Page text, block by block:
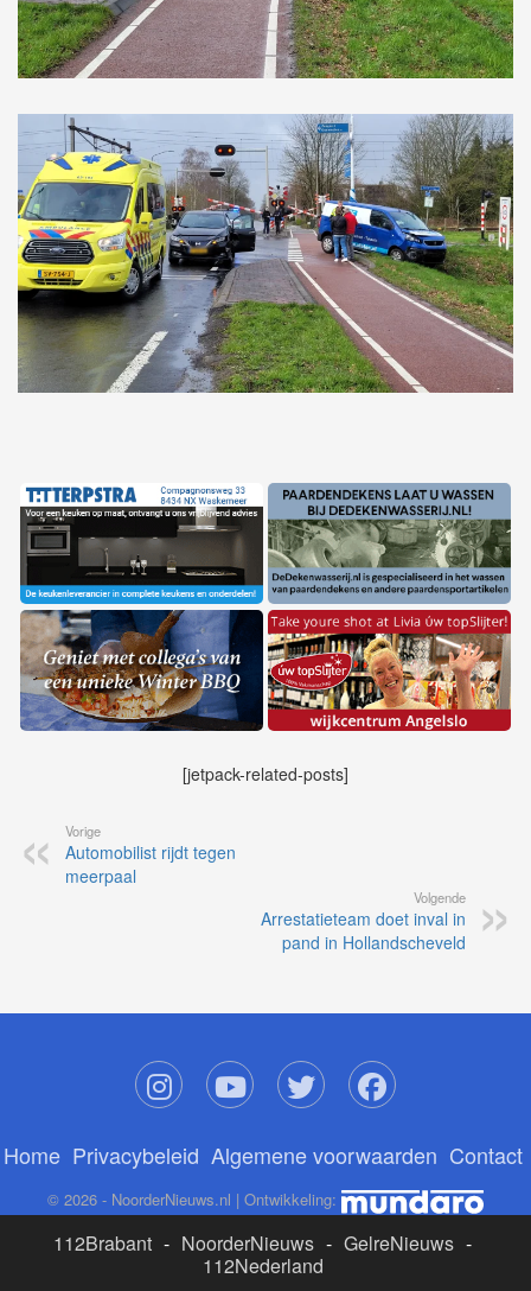
[jetpack-related-posts]
Vorige
Automobilist rijdt tegen
meerpaal
Volgende
Arrestatieteam doet inval in
pand in Hollandscheveld
Home Privacybeleid Algemene voorwaarden Contact
© 2026 - NoorderNieuws.nl | Ontwikkeling:
112Brabant - NoorderNieuws - GelreNieuws -
112Nederland